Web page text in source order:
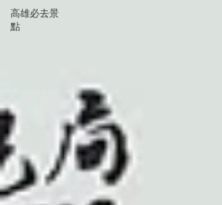
高雄必去景
點